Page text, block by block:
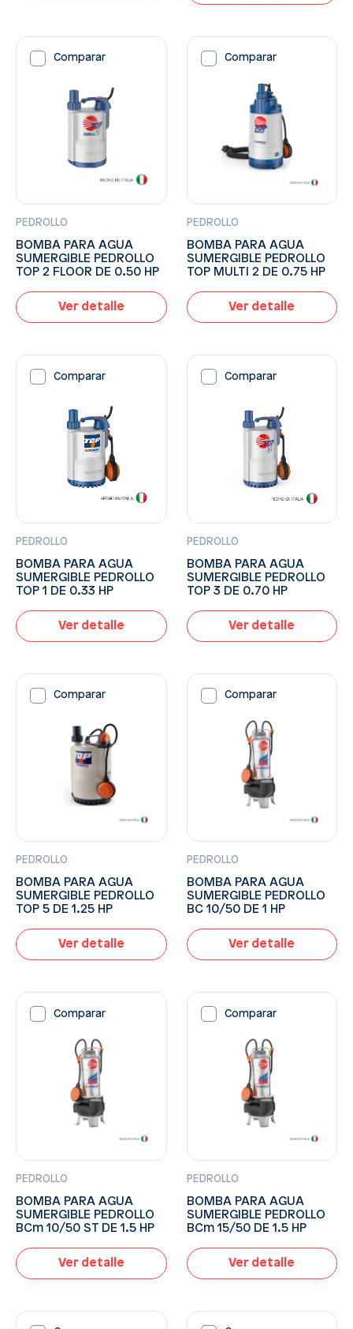
Comparar
PEDROLLO
BOMBA PARA AGUA
SUMERGIBLE PEDROLLO
TOP 2 FLOOR DE 0.50 HP
Ver detalle
Comparar
PEDROLLO
BOMBA PARA AGUA
SUMERGIBLE PEDROLLO
TOP MULTI 2 DE 0.75 HP
Ver detalle
Comparar
PEDROLLO
BOMBA PARA AGUA
SUMERGIBLE PEDROLLO
TOP 1 DE 0.33 HP
Ver detalle
Comparar
PEDROLLO
BOMBA PARA AGUA
SUMERGIBLE PEDROLLO
TOP 3 DE 0.70 HP
Ver detalle
Comparar
PEDROLLO
BOMBA PARA AGUA
SUMERGIBLE PEDROLLO
TOP 5 DE 1.25 HP
Ver detalle
Comparar
PEDROLLO
BOMBA PARA AGUA
SUMERGIBLE PEDROLLO
BC 10/50 DE 1 HP
Ver detalle
Comparar
PEDROLLO
BOMBA PARA AGUA
SUMERGIBLE PEDROLLO
BCm 10/50 ST DE 1.5 HP
Ver detalle
Comparar
PEDROLLO
BOMBA PARA AGUA
SUMERGIBLE PEDROLLO
BCm 15/50 DE 1.5 HP
Ver detalle